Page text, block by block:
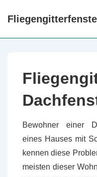
Zum
Bewohner einer
eines Hauses mit
kennen diese
meisten dieser